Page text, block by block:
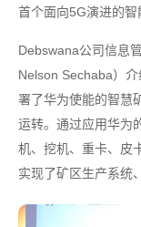
首个面向5G演进的智
Debswana公司信息
Nelson Sechaba）
署了华为使能的智慧
运转。通过应用华为
机、挖机、重卡、皮
实现了矿区生产系统